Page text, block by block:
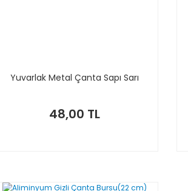
Yuvarlak Metal Çanta Sapı Sarı
48,00 TL